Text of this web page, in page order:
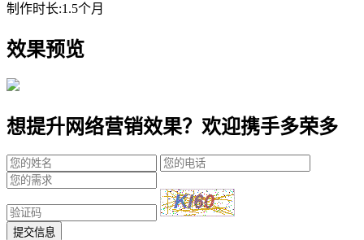
制作时长:1.5个月
效果预览
想提升网络营销效果？欢迎携手多荣多
提交信息